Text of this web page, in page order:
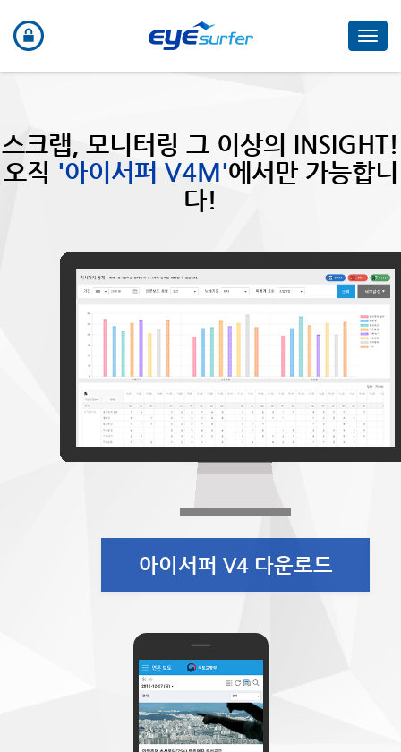
스크랩, 모니터링 그 이상의 INSIGHT!
오직 '아이서퍼 V4M'에서만 가능합니
다!
아이서퍼 V4 다운로드